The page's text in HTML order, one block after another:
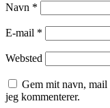
Navn *
E-mail *
Websted
Gem mit navn,
jeg kommenterer.